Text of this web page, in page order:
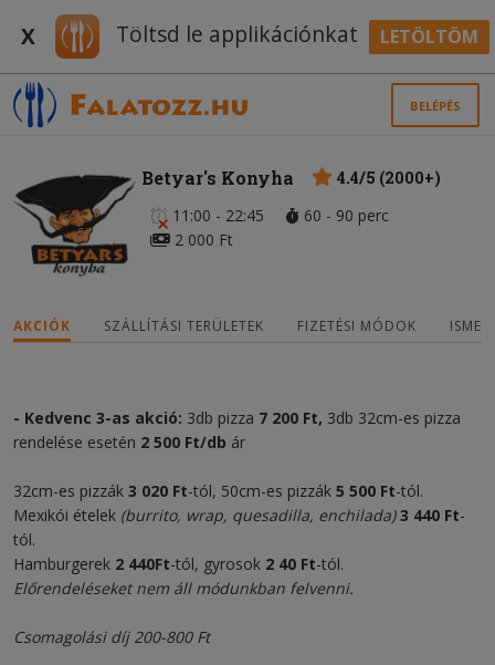
X Töltsd le applikációnkat LETÖLTÖM
BELÉPÉS
Betyar's Konyha
4.4/5 (2000+)
11:00 - 22:45
60 - 90 perc
2 000 Ft
AKCIÓK SZÁLLÍTÁSI TERÜLETEK FIZETÉSI MÓDOK
- Kedvenc 3-as akció: 3db pizza 7 200 Ft, 3db 32cm-es pizza
rendelése esetén 2 500 Ft/db ár
32cm-es pizzák 3 020 Ft-tól, 50cm-es pizzák 5 500 Ft-tól.
Mexikói ételek (burrito, wrap, quesadilla, enchilada) 3 440 Ft-
tól.
Hamburgerek 2 440Ft-tól, gyrosok 2 40 Ft-tól.
Előrendeléseket nem áll módunkban felvenni.
Csomagolási díj 200-800 Ft